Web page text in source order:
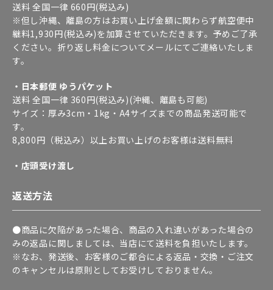
送料 全国一律 660円(税込み)
※但し沖縄、離島の方はお買い上げ金額に関わらず航空便中
継料1,930円(税込み)を加算させていただきます。予めご了承
ください。折り返し料金についてメールにてご連絡いたしま
す。
・日本郵便 ゆうパケット
送料 全国一律 360円(税込み)(沖縄、離島も可能)
サイズ：厚み3cm・1kg・A4サイズまでの商品発送可能で
す。
8,800円（税込み）以上お買い上げのお客様は送料無料
・店頭受け渡し
返送方法
●商品に欠陥があった場合、商品の入れ違いがあった場合の
みの返品に関しましては、当店にて送料を負担いたします。
※なお、発送後、お客様のご都合による返品・交換・ご注文
のキャンセルは原則としてお受けしておりません。